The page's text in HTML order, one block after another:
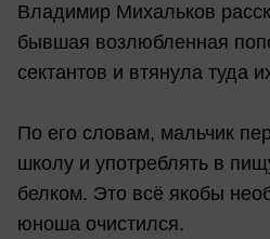
Владимир Михальков
бывшая возлюбленная
сектантов и втянула туда
По его словам, мальчик
школу и употреблять в
белком. Это всё якобы
юноша очистился.